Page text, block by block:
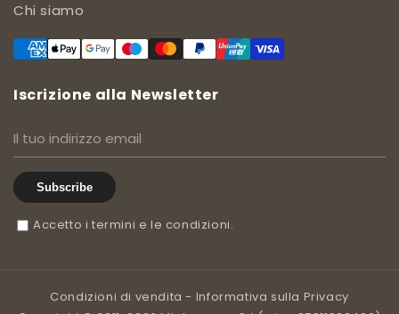
Chi siamo
Iscrizione alla Newsletter
Subscribe
Accetto i termini e le condizioni.
Condizioni di vendita - Informativa sulla Privacy